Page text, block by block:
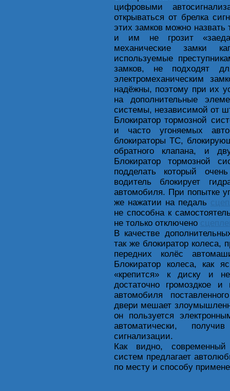
цифровыми
открываться от брелка
этих замков можно назвать
и им не грозит
механические замки
используемые
замков, не подходят
электромеханическим
надёжны, поэтому при их
на дополнительные
системы, независимой от
Блокиратор тормозной
и часто угоняемых
блокираторы ТС,
обратного клапана, и
Блокиратор тормозной
подделать который
водитель блокирует
автомобиля. При попытке
же нажатии на педаль
не способна к
не только отключено
В качестве
так же блокиратор колеса,
передних колёс
Блокиратор колеса, как
«крепится» к диску и
достаточно громоздкое
автомобиля
двери мешает
он пользуется
автоматически,
сигнализации.
Как видно, современный
систем предлагает
по месту и способу